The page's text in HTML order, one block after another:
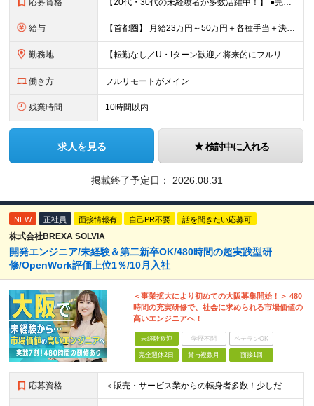
応募資格 【20代・30代の未経験者が多数活躍中！】 ●完全未経験、第二新卒、既卒、フリーターの方大歓迎！ ●学歴・職歴・転職回数・ブランク一切不問 ※34歳までの方（若年層の長期キャリア形成を図るため） ★
給与 【首都圏】 月給23万円～50万円＋各種手当＋決算賞与 【大阪】 月給22万円～50万円＋各種手当＋決算賞与 【愛知】 月給21.5万円～50万円＋各種手当＋決算賞与 【福岡・宮城】 月給20万
勤務地 【転勤なし／U・Iターン歓迎／将来的にフルリモートOK】 本社（新宿区）、大阪支店、名古屋支店または東京都・神奈川県・千葉県・埼玉県・愛知県・大阪府・福岡県をはじめ、全国のプロジェクト先 ※ご希望を
働き方 フルリモートがメイン
残業時間 10時間以内
求人を見る 検討中に入れる
掲載終了予定日： 2026.08.31
NEW 正社員 面接情報有 自己PR不要 話を聞きたい応募可
株式会社BREXA SOLVIA
開発エンジニア/未経験＆第二新卒OK/480時間の超実践型研
修/OpenWork評価上位1％/10月入社
＜事業拡大により初めての大阪募集開始！＞ 480
時間の充実研修で、社会に求められる市場価値の
高いエンジニアへ！
未経験歓迎 学歴不問 ベテランOK
完全週休2日 賞与複数月 面接1回
応募資格 ＜販売・サービス業からの転身者多数！少しだけ興味がある！話だけ聞いてみたい！…そんな方でも歓迎♪まずはお会いするところから始めましょう◎＞ ◆年齢30歳まで（若年層の長期キャリア形成のため） ◆大卒以